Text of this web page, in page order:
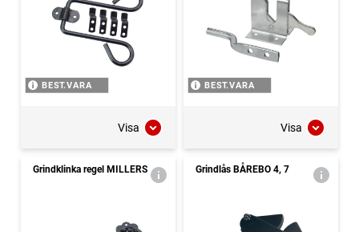
BEST.VARA
Visa
BEST.VARA
Visa
Grindklinka regel MILLERS Grindlås BÅREBO 4, 7